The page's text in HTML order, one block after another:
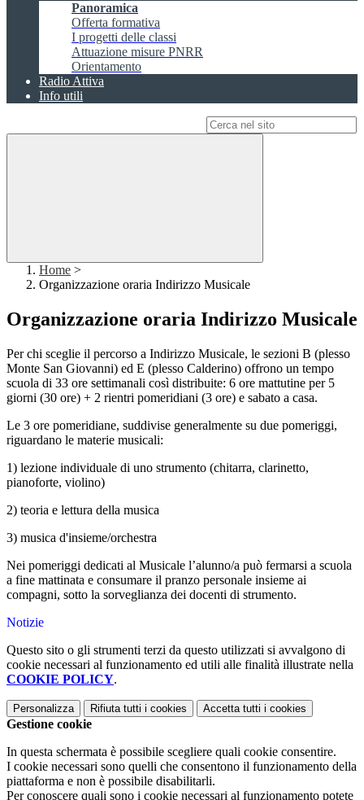
Panoramica
Offerta formativa
I progetti delle classi
Attuazione misure PNRR
Orientamento
Radio Attiva
Info utili
Home >
Organizzazione oraria Indirizzo Musicale
Organizzazione oraria Indirizzo Musicale
Per chi sceglie il percorso a Indirizzo Musicale, le sezioni B (plesso
Monte San Giovanni) ed E (plesso Calderino) offrono un tempo
scuola di 33 ore settimanali così distribuite: 6 ore mattutine per 5
giorni (30 ore) + 2 rientri pomeridiani (3 ore) e sabato a casa.
Le 3 ore pomeridiane, suddivise generalmente su due pomeriggi,
riguardano le materie musicali:
1) lezione individuale di uno strumento (chitarra, clarinetto,
pianoforte, violino)
2) teoria e lettura della musica
3) musica d'insieme/orchestra
Nei pomeriggi dedicati al Musicale l’alunno/a può fermarsi a scuola
a fine mattinata e consumare il pranzo personale insieme ai
compagni, sotto la sorveglianza dei docenti di strumento.
Notizie
Questo sito o gli strumenti terzi da questo utilizzati si avvalgono di
cookie necessari al funzionamento ed utili alle finalità illustrate nella
COOKIE POLICY.
Personalizza Rifiuta tutti i cookies Accetta tutti i cookies
Gestione cookie
In questa schermata è possibile scegliere quali cookie consentire.
I cookie necessari sono quelli che consentono il funzionamento della
piattaforma e non è possibile disabilitarli.
Per conoscere quali sono i cookie necessari al funzionamento potete